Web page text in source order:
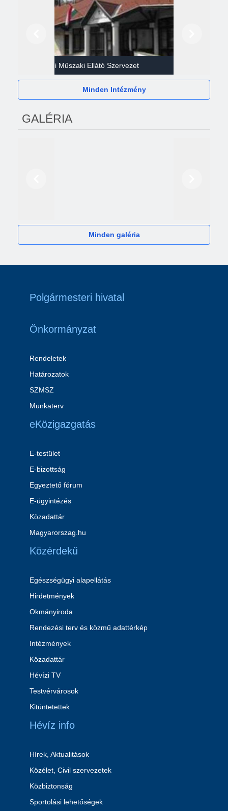
Gazdasági Műszaki Ellátó Szervezet
Minden Intézmény
GALÉRIA
Minden galéria
Polgármesteri hivatal
Önkormányzat
Rendeletek
Határozatok
SZMSZ
Munkaterv
eKözigazgatás
E-testület
E-bizottság
Egyeztető fórum
E-ügyintézés
Közadattár
Magyarorszag.hu
Közérdekű
Egészségügyi alapellátás
Hirdetmények
Okmányiroda
Rendezési terv és közmű adattérkép
Intézmények
Közadattár
Hévízi TV
Testvérvárosok
Kitüntetettek
Hévíz info
Hírek, Aktualitások
Közélet, Civil szervezetek
Közbiztonság
Sportolási lehetőségek